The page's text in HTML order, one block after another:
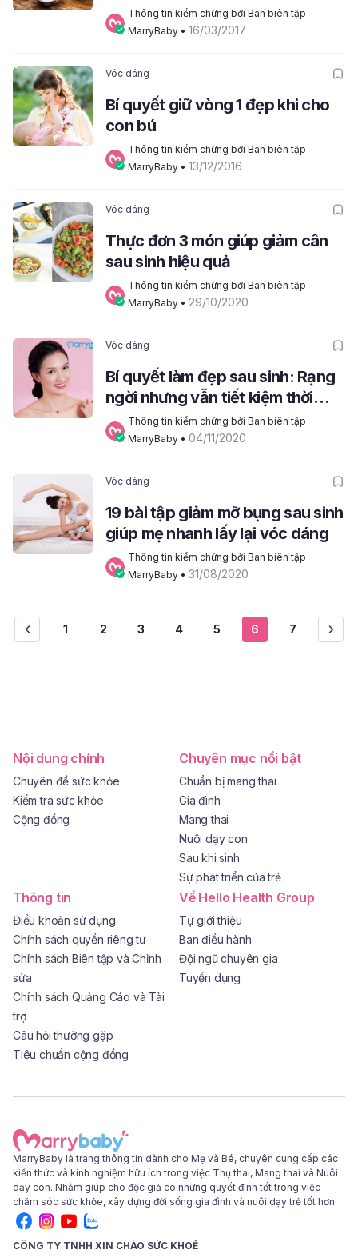
Thông tin kiểm chứng bởi Ban biên tập
MarryBaby • 16/03/2017
Vóc dáng
Bí quyết giữ vòng 1 đẹp khi cho
con bú
Thông tin kiểm chứng bởi Ban biên tập
MarryBaby • 13/12/2016
Vóc dáng
Thực đơn 3 món giúp giảm cân
sau sinh hiệu quả
Thông tin kiểm chứng bởi Ban biên tập
MarryBaby • 29/10/2020
Vóc dáng
Bí quyết làm đẹp sau sinh: Rạng
ngời nhưng vẫn tiết kiệm thời
gianThông tin kiểm chứng bởi Ban biên tập
MarryBaby • 04/11/2020
Vóc dáng
19 bài tập giảm mỡ bụng sau sinh
giúp mẹ nhanh lấy lại vóc dáng
Thông tin kiểm chứng bởi Ban biên tập
MarryBaby • 31/08/2020
1 2 3 4 5 6 7
Nội dung chính
Chuyên đề sức khỏe
Kiểm tra sức khỏe
Cộng đồng
Chuyên mục nổi bật
Chuẩn bị mang thai
Gia đình
Mang thai
Nuôi dạy con
Sau khi sinh
Sự phát triển của trẻ
Thông tin
Điều khoản sử dụng
Chính sách quyền riêng tư
Chính sách Biên tập và Chỉnh
sửa
Chính sách Quảng Cáo và Tài
trợ
Câu hỏi thường gặp
Tiêu chuẩn cộng đồng
Về Hello Health Group
Tự giới thiệu
Ban điều hành
Đội ngũ chuyên gia
Tuyển dụng
MarryBaby là trang thông tin dành cho Mẹ và Bé, chuyên cung cấp các
kiến thức và kinh nghiệm hữu ích trong việc Thụ thai, Mang thai và Nuôi
dạy con. Nhằm giúp cho độc giả có những quyết định tốt trong việc
chăm sóc sức khỏe, xây dựng đời sống gia đình và nuôi dạy trẻ tốt hơn
CÔNG TY TNHH XIN CHÀO SỨC KHOẺ